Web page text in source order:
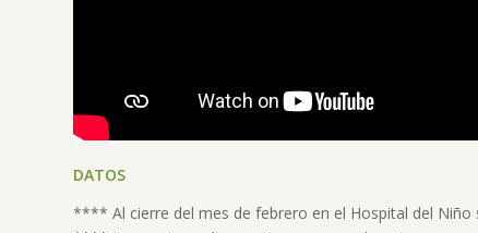
DATOS
**** Al cierre del mes de febrero en el Hospital del Niño